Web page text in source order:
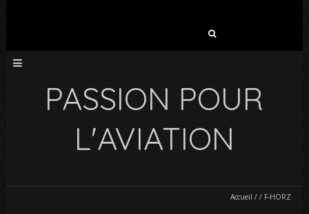
PASSION POUR
L'AVIATION
Accueil / / F-HORZ